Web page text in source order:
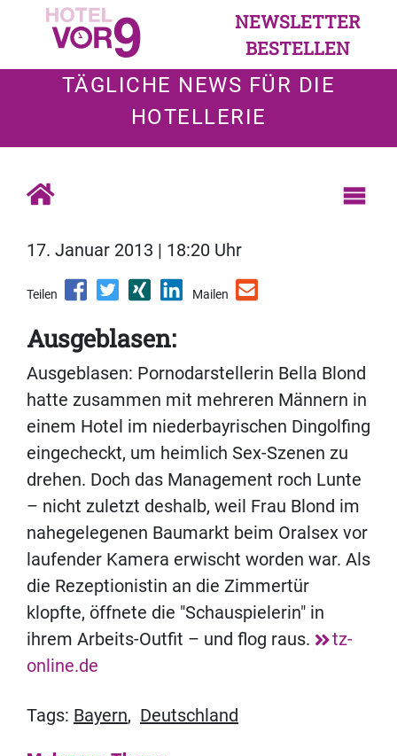
NEWSLETTER
BESTELLEN
TÄGLICHE NEWS FÜR DIE
HOTELLERIE
17. Januar 2013 | 18:20 Uhr
Teilen Mailen
Ausgeblasen:
Ausgeblasen: Pornodarstellerin Bella Blond
hatte zusammen mit mehreren Männern in
einem Hotel im niederbayrischen Dingolfing
eingecheckt, um heimlich Sex-Szenen zu
drehen. Doch das Management roch Lunte
– nicht zuletzt deshalb, weil Frau Blond im
nahegelegenen Baumarkt beim Oralsex vor
laufender Kamera erwischt worden war. Als
die Rezeptionistin an die Zimmertür
klopfte, öffnete die "Schauspielerin" in
ihrem Arbeits-Outfit – und flog raus.
tz-
online.de
Tags: Bayern, Deutschland